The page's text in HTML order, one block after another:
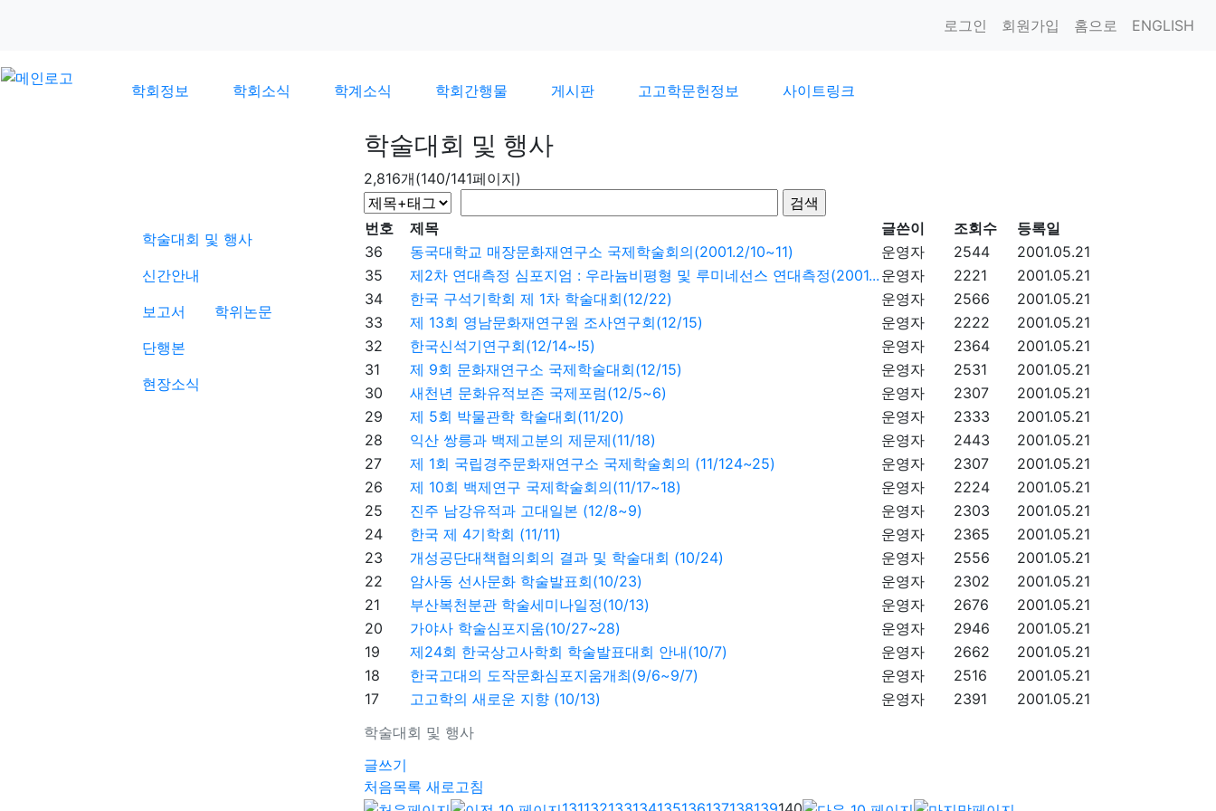
로그인 회원가입 홈으로 ENGLISH
학회정보 학회소식 학계소식 학회간행물 게시판 고고학문헌정보 사이트링크
학술대회 및 행사
신간안내
보고서
학위논문
단행본
현장소식
학술대회 및 행사
2,816개(140/141페이지)
학술대회 및 행사
번호 제목 글쓴이 조회수
등록일
36
동국대학교 매장문화재연구소 국제학술회의(2001.2/10~11) 운영자 2544
2001.05.21
35
제2차 연대측정 심포지엄 : 우라늄비평형 및 루미네선스 연대측정(2001... 운영자 2221
2001.05.21
34
한국 구석기학회 제 1차 학술대회(12/22) 운영자 2566
2001.05.21
33
제 13회 영남문화재연구원 조사연구회(12/15) 운영자 2222
2001.05.21
32
한국신석기연구회(12/14~!5) 운영자 2364
2001.05.21
31
제 9회 문화재연구소 국제학술대회(12/15) 운영자 2531
2001.05.21
30
새천년 문화유적보존 국제포럼(12/5~6) 운영자 2307
2001.05.21
29
제 5회 박물관학 학술대회(11/20) 운영자 2333
2001.05.21
28
익산 쌍릉과 백제고분의 제문제(11/18) 운영자 2443
2001.05.21
27
제 1회 국립경주문화재연구소 국제학술회의 (11/124~25) 운영자 2307
2001.05.21
26
제 10회 백제연구 국제학술회의(11/17~18) 운영자 2224
2001.05.21
25
진주 남강유적과 고대일본 (12/8~9) 운영자 2303
2001.05.21
24
한국 제 4기학회 (11/11) 운영자 2365
2001.05.21
23
개성공단대책협의회의 결과 및 학술대회 (10/24) 운영자 2556
2001.05.21
22
암사동 선사문화 학술발표회(10/23) 운영자 2302
2001.05.21
21
부산복천분관 학술세미나일정(10/13) 운영자 2676
2001.05.21
20
가야사 학술심포지움(10/27~28) 운영자 2946
2001.05.21
19
제24회 한국상고사학회 학술발표대회 안내(10/7) 운영자 2662
2001.05.21
18
한국고대의 도작문화심포지움개최(9/6~9/7) 운영자 2516
2001.05.21
17
고고학의 새로운 지향 (10/13) 운영자 2391 2001.05.21
글쓰기
처음목록 새로고침